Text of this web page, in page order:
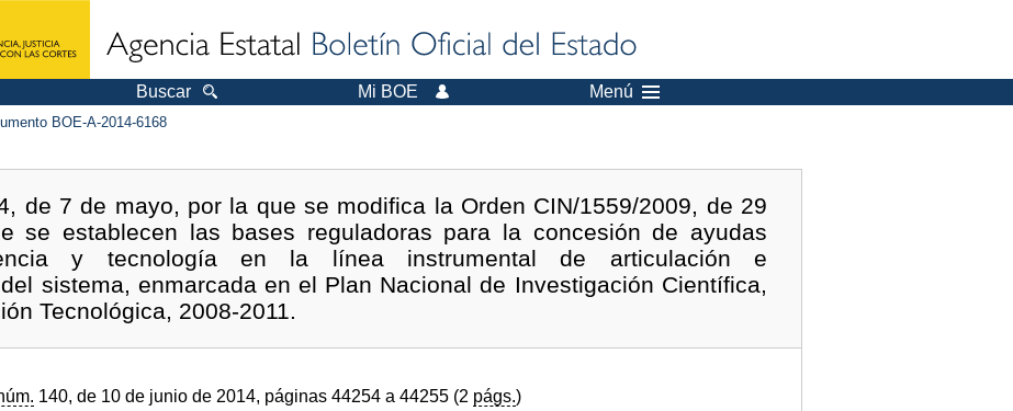
Buscar Mi BOE Menú
BOE-A-2014-6168
de 7 de mayo, por la que se modifica la Orden CIN/1559/2009, de 29
se establecen las bases reguladoras para la concesión de ayudas
y tecnología en la línea instrumental de articulación e
sistema, enmarcada en el Plan Nacional de Investigación Científica,
Tecnológica, 2008-2011.
140, de 10 de junio de 2014, páginas 44254 a 44255 (2 págs.)